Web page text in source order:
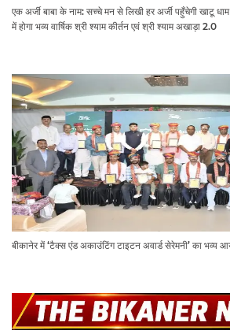
एक अर्जी बाबा के नाम: सच्चे मन से लिखी हर अर्जी पहुँचेगी खाटू
में होगा भव्य वार्षिक श्री श्याम कीर्तन एवं श्री श्याम अखाड़ा 2.0
बीकानेर में ‘टैक्स एंड अकाउंटिंग टाइटन अवार्ड सेरेमनी’ का भव्य